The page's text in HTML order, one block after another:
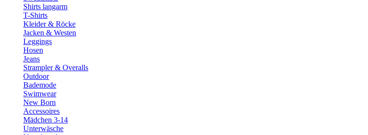
Shirts langarm
T-Shirts
Kleider & Röcke
Jacken & Westen
Leggings
Hosen
Jeans
Strampler & Overalls
Outdoor
Bademode
Swimwear
New Born
Accessoires
Mädchen 3-14
Unterwäsche